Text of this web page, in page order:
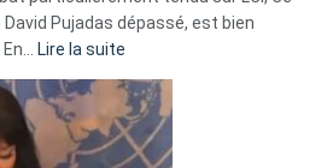
»
Pujadas dépassé, est bien
Lire la suite
Tegnér
exulte